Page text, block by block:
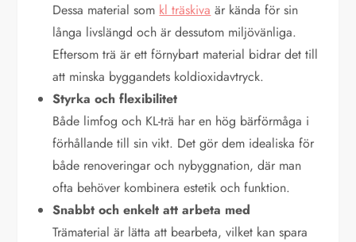
Dessa material som kl träskiva är kända för sin
långa livslängd och är dessutom miljövänliga.
Eftersom trä är ett förnybart material bidrar det till
att minska byggandets koldioxidavtryck.
Styrka och flexibilitet
Både limfog och KL-trä har en hög bärförmåga i
förhållande till sin vikt. Det gör dem idealiska för
både renoveringar och nybyggnation, där man
ofta behöver kombinera estetik och funktion.
Snabbt och enkelt att arbeta med
Trämaterial är lätta att bearbeta, vilket kan spara